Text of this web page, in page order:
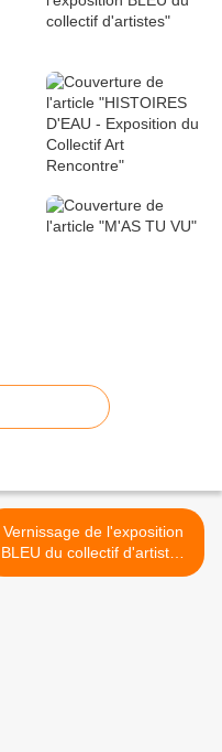
Vernissage de l'exposition
BLEU du collectif d'artistes
>